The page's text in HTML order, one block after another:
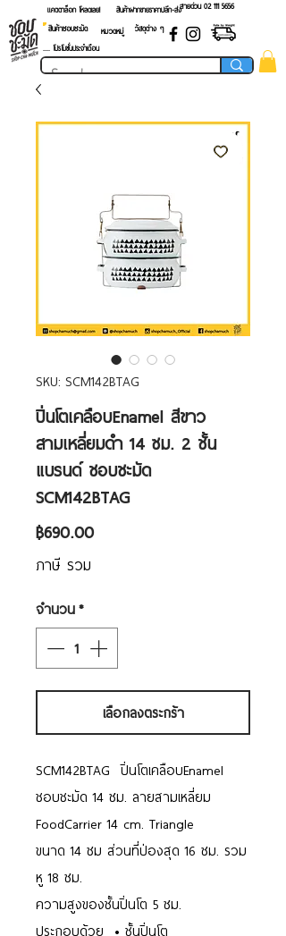
แคตตาล็อก โหลดเลย! สายด่วน 02 ​111 5656
สินค้าฝากขายราคาปลีก-ส่ง
สินค้าชอบชะมัด
หมวดหมู่
วัสดุต่าง ๆ
.... โปรโมชั่นประจำเดือน
SKU: SCM142BTAG
ปิ่นโตเคลือบEnamel สีขาว
สามเหลี่ยมดำ 14 ซม. 2 ชั้น
แบรนด์ ชอบชะมัด
SCM142BTAG
฿690.00ราคา
ภาษี รวม
จำนวน*
เลือกลงตระกร้า
SCM142BTAG ปิ่นโตเคลือบEnamel
ชอบชะมัด 14 ซม. ลายสามเหลี่ยม
FoodCarrier 14 cm. Triangle
ขนาด 14 ซม ส่วนที่ป่องสุด 16 ซม. รวม
หู 18 ซม.
ความสูงของชั้นปิ่นโต 5 ซม.
ประกอบด้วย • ชั้นปิ่นโต